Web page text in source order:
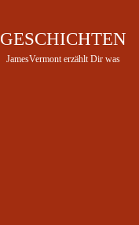
GESCHICHTEN
JamesVermont erzählt Dir was